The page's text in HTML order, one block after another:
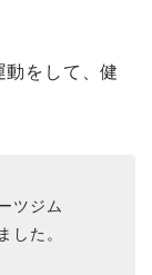
動をして、健
ツジム
した。